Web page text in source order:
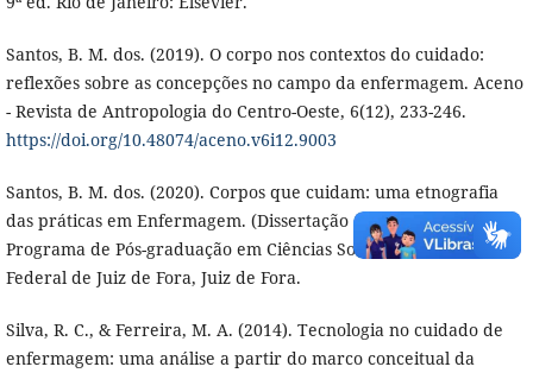
Santos, B. M. dos. (2019). O corpo nos contextos do cuidado:
reflexões sobre as concepções no campo da enfermagem. Aceno
- Revista de Antropologia do Centro-Oeste, 6(12), 233-246.
https://doi.org/10.48074/aceno.v6i12.9003
Santos, B. M. dos. (2020). Corpos que cuidam: uma etnografia
das práticas em Enfermagem. (Dissertação de Mestrado).
Programa de Pós-graduação em Ciências Sociais, Universidade
Federal de Juiz de Fora, Juiz de Fora.
Silva, R. C., & Ferreira, M. A. (2014). Tecnologia no cuidado de
enfermagem: uma análise a partir do marco conceitual da